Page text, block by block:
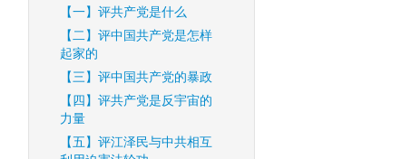
【一】评共产党是什么
【二】评中国共产党是怎样
起家的
【三】评中国共产党的暴政
【四】评共产党是反宇宙的
力量
【五】评江泽民与中共相互